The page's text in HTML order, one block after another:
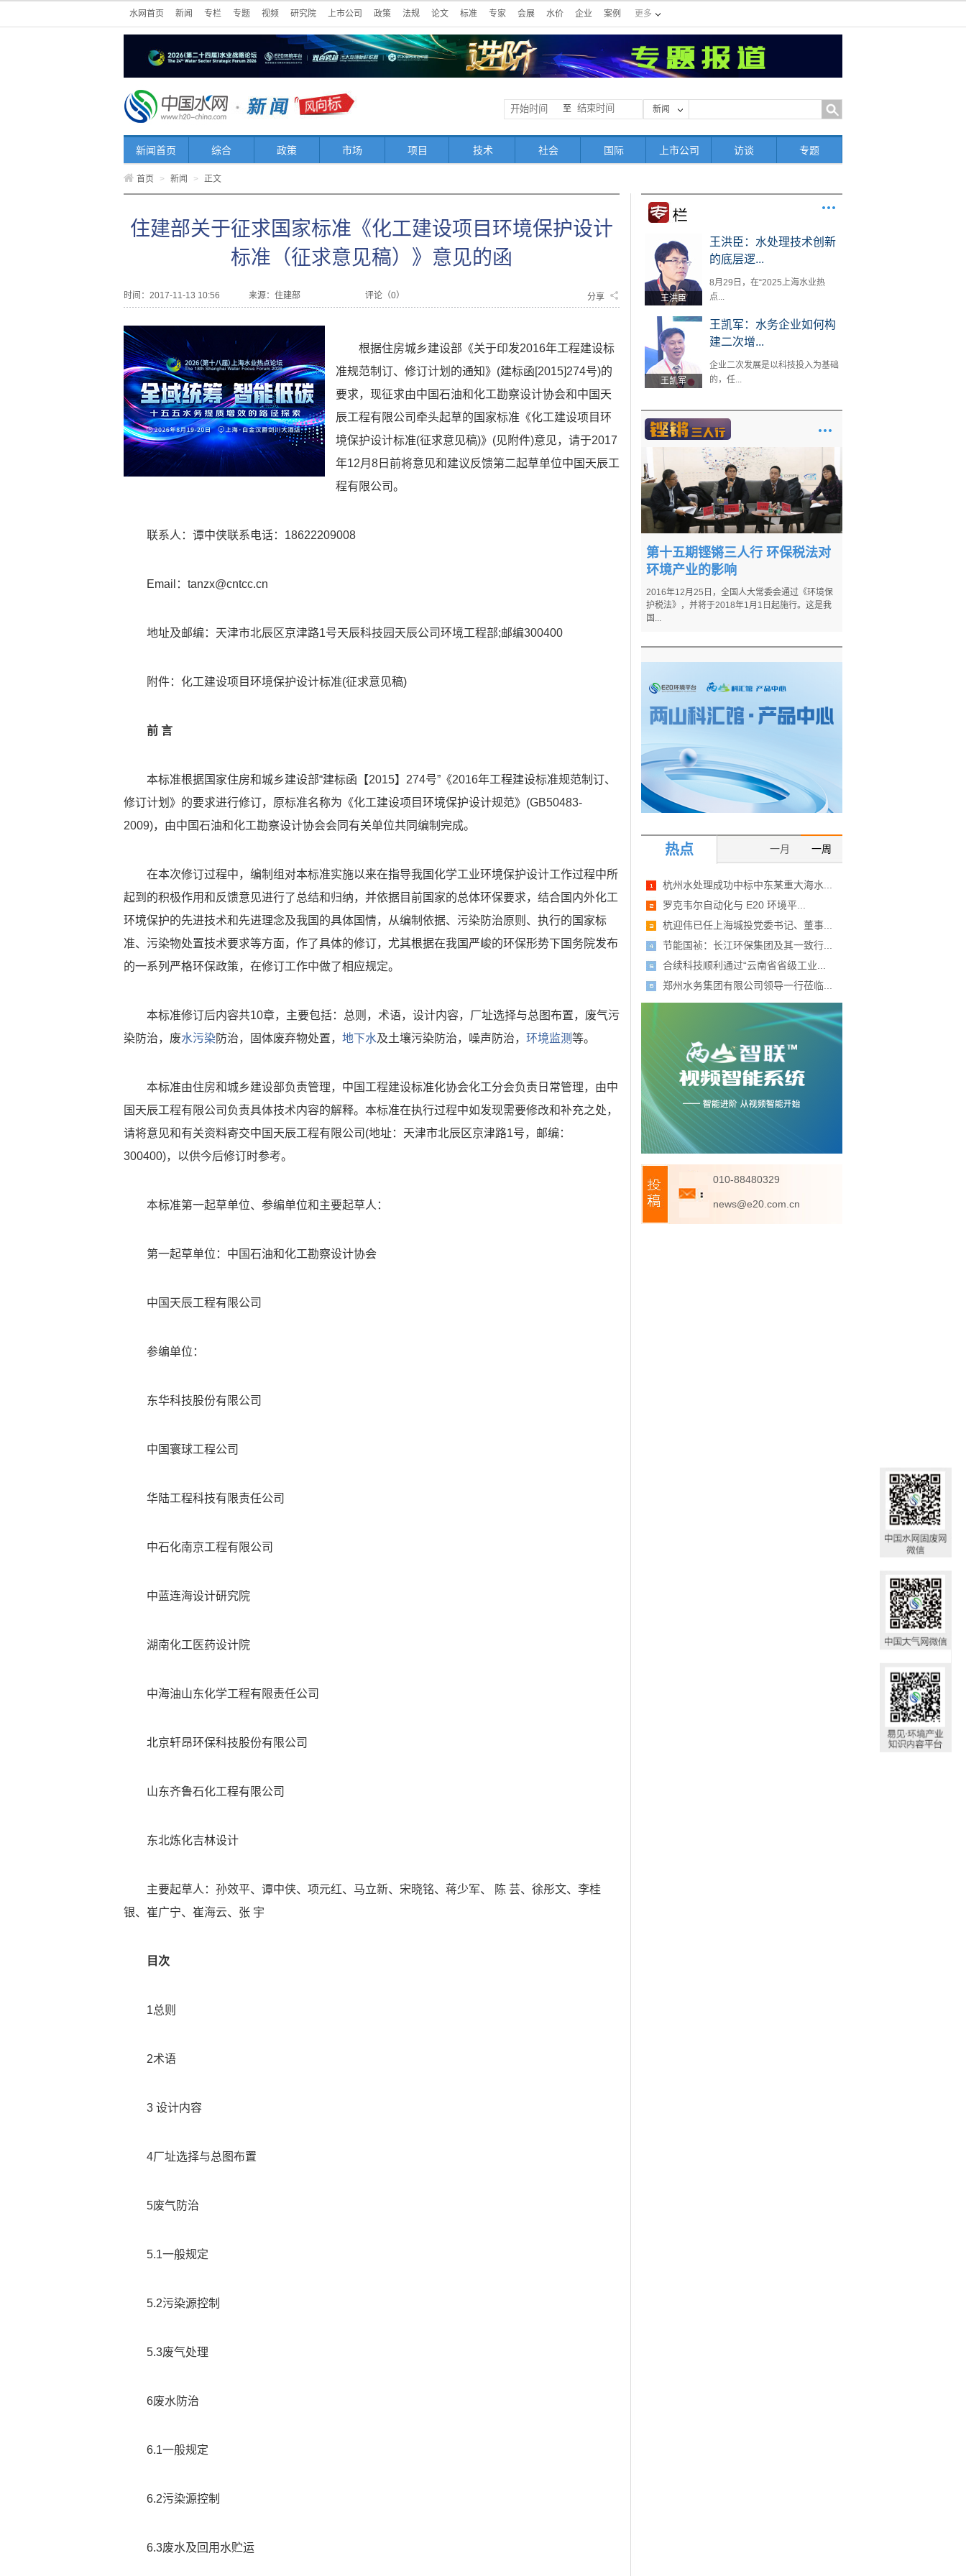
水网首页 新闻 专栏 专题 视频 研究院 上市公司 政策 法规 论文 标准 专家 会展 水价 企业 案例 更多
至 新闻
新闻首页 综合 政策 市场 项目 技术 社会 国际 上市公司 访谈 专题
首页 > 新闻 > 正文
住建部关于征求国家标准《化工建设项目环境保护设计
标准（征求意见稿）》意见的函
时间：2017-11-13 10:56 来源： 住建部 评论（0） 分享
根据住房城乡建设部《关于印发2016年工程建设标
准规范制订、修订计划的通知》(建标函[2015]274号)的
要求，现征求由中国石油和化工勘察设计协会和中国天
辰工程有限公司牵头起草的国家标准《化工建设项目环
境保护设计标准(征求意见稿)》(见附件)意见，请于2017
年12月8日前将意见和建议反馈第二起草单位中国天辰工
程有限公司。
联系人：谭中侠联系电话：18622209008
Email：tanzx@cntcc.cn
地址及邮编：天津市北辰区京津路1号天辰科技园天辰公司环境工程部;邮编300400
附件：化工建设项目环境保护设计标准(征求意见稿)
前 言
本标准根据国家住房和城乡建设部“建标函【2015】274号”《2016年工程建设标准规范制订、
修订计划》的要求进行修订，原标准名称为《化工建设项目环境保护设计规范》(GB50483-
2009)，由中国石油和化工勘察设计协会会同有关单位共同编制完成。
在本次修订过程中，编制组对本标准实施以来在指导我国化学工业环境保护设计工作过程中所
起到的积极作用和反馈意见进行了总结和归纳，并依据目前国家的总体环保要求，结合国内外化工
环境保护的先进技术和先进理念及我国的具体国情，从编制依据、污染防治原则、执行的国家标
准、污染物处置技术要求等方面，作了具体的修订，尤其根据在我国严峻的环保形势下国务院发布
的一系列严格环保政策，在修订工作中做了相应规定。
本标准修订后内容共10章，主要包括：总则，术语，设计内容，厂址选择与总图布置，废气污
染防治，废水污染防治，固体废弃物处置， 地下水及土壤污染防治，噪声防治， 环境监测等。
本标准由住房和城乡建设部负责管理，中国工程建设标准化协会化工分会负责日常管理，由中
国天辰工程有限公司负责具体技术内容的解释。本标准在执行过程中如发现需要修改和补充之处，
请将意见和有关资料寄交中国天辰工程有限公司(地址：天津市北辰区京津路1号，邮编：
300400)，以供今后修订时参考。
本标准第一起草单位、参编单位和主要起草人：
第一起草单位：中国石油和化工勘察设计协会
中国天辰工程有限公司
参编单位：
东华科技股份有限公司
中国寰球工程公司
华陆工程科技有限责任公司
中石化南京工程有限公司
中蓝连海设计研究院
湖南化工医药设计院
中海油山东化学工程有限责任公司
北京轩昂环保科技股份有限公司
山东齐鲁石化工程有限公司
东北炼化吉林设计
主要起草人：孙效平、谭中侠、项元红、马立新、宋晓铭、蒋少军、 陈 芸、徐彤文、李桂
银、崔广宁、崔海云、张 宇
目次
1总则
2术语
3 设计内容
4厂址选择与总图布置
5废气防治
5.1一般规定
5.2污染源控制
5.3废气处理
6废水防治
6.1一般规定
6.2污染源控制
6.3废水及回用水贮运
王洪臣
王洪臣：水处理技术创新
的底层逻...
8月29日，在“2025上海水业热
点...
王凯军
王凯军：水务企业如何构
建二次增...
企业二次发展是以科技投入为基础
的，任...
第十五期铿锵三人行 环保税法对
环境产业的影响
2016年12月25日，全国人大常委会通过《环境保
护税法》，并将于2018年1月1日起施行。这是我
国...
热点 一周
一月
杭州水处理成功中标中东某重大海水...
罗克韦尔自动化与 E20 环境平...
杭迎伟已任上海城投党委书记、董事...
节能国祯：长江环保集团及其一致行...
合续科技顺利通过“云南省省级工业...
郑州水务集团有限公司领导一行莅临...
010-88480329
news@e20.com.cn